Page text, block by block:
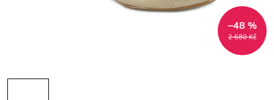
2 680 Kč
–48 %